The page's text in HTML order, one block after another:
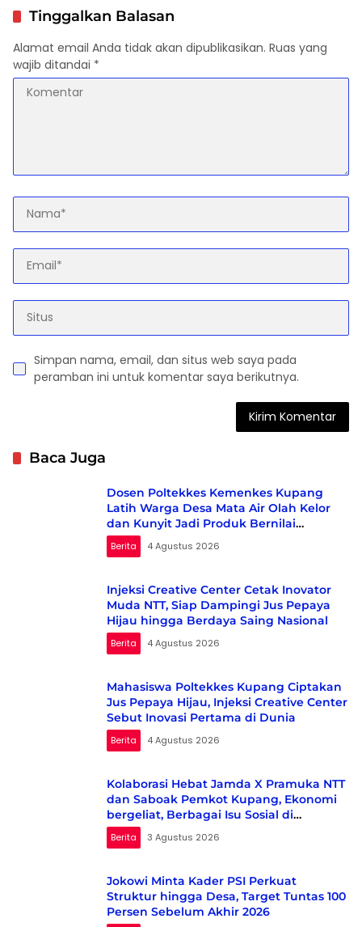
2026Tinggalkan Balasan
Alamat email Anda tidak akan dipublikasikan. Ruas yang
wajib ditandai *
Simpan nama, email, dan situs web saya pada
peramban ini untuk komentar saya berikutnya.
Baca Juga
Dosen Poltekkes Kemenkes Kupang
Latih Warga Desa Mata Air Olah Kelor
dan Kunyit Jadi Produk Bernilai
Ekonomi
Berita 4 Agustus 2026
Injeksi Creative Center Cetak Inovator
Muda NTT, Siap Dampingi Jus Pepaya
Hijau hingga Berdaya Saing Nasional
Berita 4 Agustus 2026
Mahasiswa Poltekkes Kupang Ciptakan
Jus Pepaya Hijau, Injeksi Creative Center
Sebut Inovasi Pertama di Dunia
Berita 4 Agustus 2026
Kolaborasi Hebat Jamda X Pramuka NTT
dan Saboak Pemkot Kupang, Ekonomi
bergeliat, Berbagai Isu Sosial di
Kampanyekan
Berita 3 Agustus 2026
Jokowi Minta Kader PSI Perkuat
Struktur hingga Desa, Target Tuntas 100
Persen Sebelum Akhir 2026